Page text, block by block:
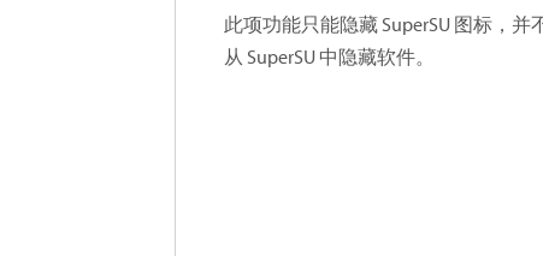
此项功能只能隐藏 SuperSU 图标，
从 SuperSU 中隐藏软件。